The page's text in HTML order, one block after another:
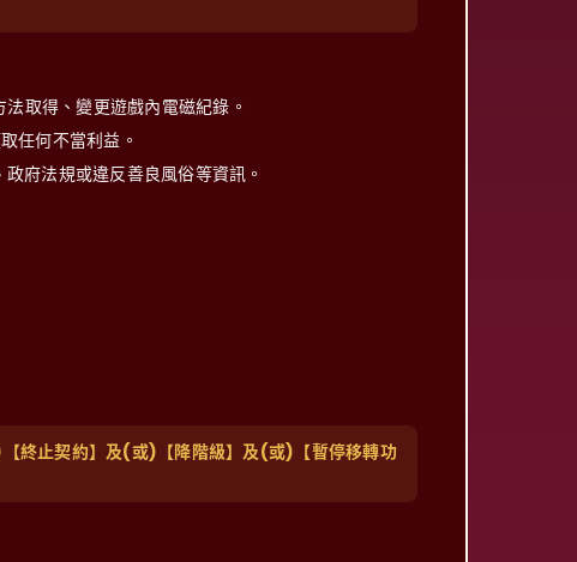
取得、變更遊戲內電磁紀錄。
任何不當利益。
府法規或違反善良風俗等資訊。
終止契約】及(或)【降階級】及(或)【暫停移轉功